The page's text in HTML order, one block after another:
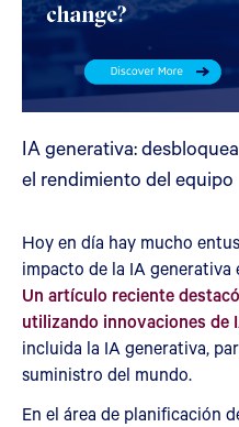
IA generativa:
el rendimiento del equipo
Hoy en día hay mucho
impacto de la IA generativa
Un artículo reciente
utilizando innovaciones de
incluida la IA generativa,
suministro del mundo.
En el área de planificación